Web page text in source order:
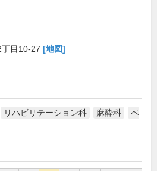
目10-27 [地図]
リハビリテーション科 麻酔科
ペ